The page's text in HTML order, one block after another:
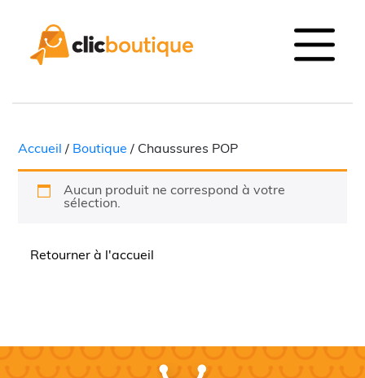
Accueil / Boutique / Chaussures POP
Aucun produit ne correspond à votre
sélection.
Retourner à l'accueil